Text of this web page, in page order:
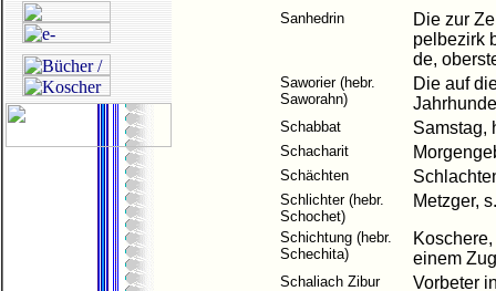
Sanhedrin
Die zur
pelbezirk
de,
Saworier (hebr.
Saworahn)
Die auf
Schabbat Samstag,
Schacharit
Schächten
Schlichter (hebr.
Schochet)
Metzger,
Schichtung (hebr.
Schechita)
einem
Schaliach Zibur
Vorbeter